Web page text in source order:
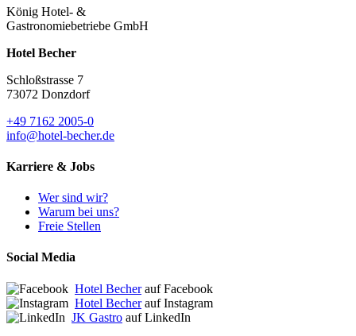
König Hotel- &
Gastronomiebetriebe GmbH
Hotel Becher
Schloßstrasse 7
73072 Donzdorf
+49 7162 2005-0
info@hotel-becher.de
Karriere & Jobs
Wer sind wir?
Warum bei uns?
Freie Stellen
Social Media
Hotel Becherauf Facebook
Hotel Becherauf Instagram
JK Gastro auf LinkedIn